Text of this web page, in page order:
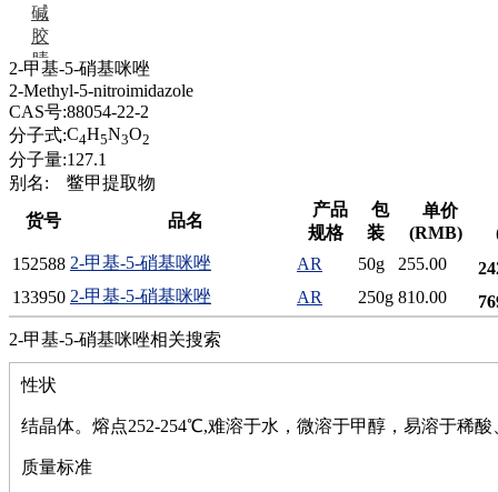
碱
胶
腈
精
肼
醌
蜡
锂
磷
硫
铝
氯
镁
锰
硅烷
林
醚
脒
2-甲基-5-硝基咪唑
2-Methyl-5-nitroimidazole
CAS号:88054-22-2
分子式:C4H5N3O2
分子量:127.1
别名:
鳖甲提取物
货号
品名
产品
规格
包
装
单价
(RMB)
152588 2-甲基-5-硝基咪唑 AR 50g 255.00
133950 2-甲基-5-硝基咪唑 AR 250g 810.00
性状
结晶体。熔点252-254℃,难溶于水，微溶于甲醇，易溶于稀
质量标准
2-甲基-5-硝基咪唑相关搜索